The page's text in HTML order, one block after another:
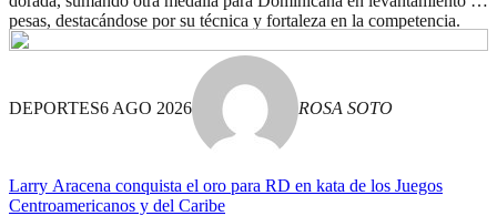
pesas, destacándose por su técnica y fortaleza en la competencia.
DEPORTES6 AGO 2026 ROSA SOTO
Larry Aracena conquista el oro para RD en kata de los Juegos
Centroamericanos y del Caribe